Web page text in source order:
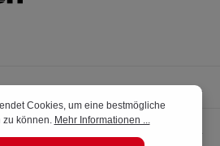
Cookies, um eine bestmögliche
zu können. Mehr Informationen ...